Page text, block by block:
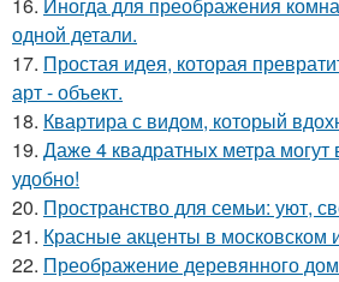
одной детали.
17. Простая идея, которая
арт - объект.
18. Квартира с видом, который
19. Даже 4 квадратных метра могут
удобно!
20. Пространство для семьи: уют,
21. Красные акценты в московском
22. Преображение деревянного